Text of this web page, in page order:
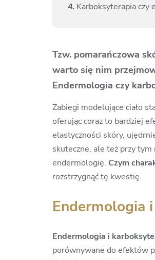
4. Karboksyterapia czy
Tzw. pomarańczowa
warto się nim
Endermologia czy
Zabiegi modelujące ciało
oferując coraz to bardziej
elastyczności skóry,
skuteczne, ale też przy tym
endermologię. Czym
rozstrzygnąć tę kwestię.
Endermologia
Endermologia i
porównywane do efektów